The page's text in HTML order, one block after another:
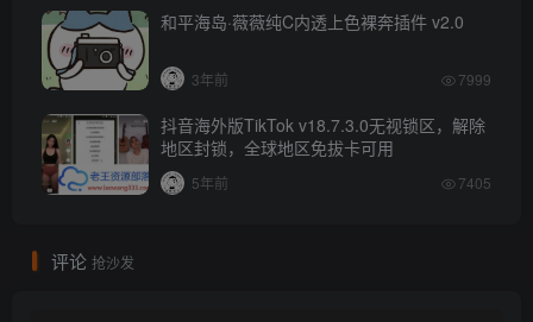
和平海岛·薇薇纯C内透上色裸奔插件 v2.0
3年前 7999
抖音海外版TikTok v18.7.3.0无视锁区，解除
地区封锁，全球地区免拔卡可用
5年前 7405
评论 抢沙发